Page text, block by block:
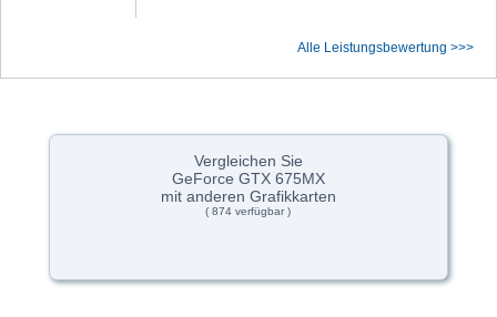
Alle Leistungsbewertung >>>
Vergleichen Sie
GeForce GTX 675MX
mit anderen Grafikkarten
( 874 verfügbar )